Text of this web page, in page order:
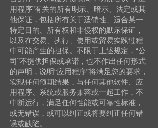
用程序”有关的所有明示、暗示、法定或其
他保证，包括所有关于适销性、适合某一
特定目的、所有权和非侵权的默示保证，
以及在交易、执行、使用或贸易实践过程
中可能产生的担保。不限于上述规定，“公
司”不提供担保或承诺，也不作出任何形式
的声明，说明“应用程序”将满足您的要求，
实现任何预期结果，与任何其他软件、应
用程序、系统或服务兼容或一起工作，不
中断运行，满足任何性能或可靠性标准，
或无错误，或可以纠正或将要纠正任何错
误或缺陷。